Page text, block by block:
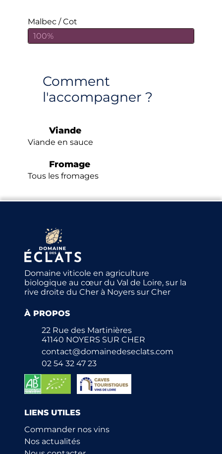
Malbec / Cot
100%
Comment
l'accompagner ?
Viande
Viande en sauce
Fromage
Tous les fromages
Domaine viticole en agriculture
biologique au cœur du Val de Loire, sur la
rive droite du Cher à Noyers sur Cher
À PROPOS
22 Rue des Martinières
41140 NOYERS SUR CHER
contact@domainedeseclats.com
02 54 32 47 23
LIENS UTILES
Commander nos vins
Nos actualités